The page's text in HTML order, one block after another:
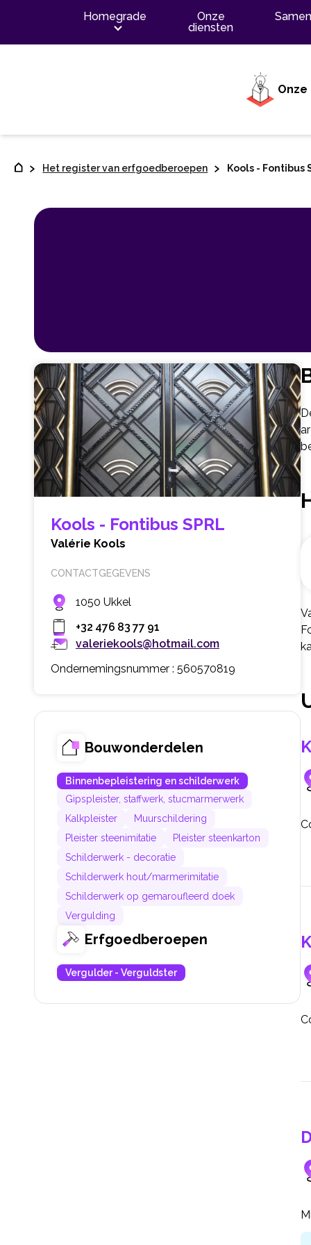
Homegrade
Onze
diensten
Het register van erfgoedberoepen Kools - Fontibus
Kools - Fontibus SPRL
Valérie Kools
CONTACTGEGEVENS
1050 Ukkel
+32 476 83 77 91
valeriekools@hotmail.com
Ondernemingsnummer : 560570819
Bouwonderdelen
Binnenbepleistering en schilderwerk
Gipspleister, staffwerk, stucmarmerwerk
Kalkpleister
Muurschildering
Pleister steenimitatie
Pleister steenkarton
Schilderwerk - decoratie
Schilderwerk hout/marmerimitatie
Schilderwerk op gemaroufleerd doek
Vergulding
Erfgoedberoepen
Vergulder - Verguldster